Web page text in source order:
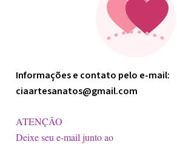
Informações e contato pelo e-mail:
ciaartesanatos@gmail.com
ATENÇÃO
Deixe seu e-mail junto ao